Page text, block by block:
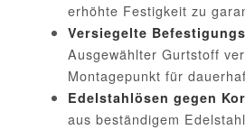
erhöhte Festigkeit zu
Versiegelte
Ausgewählter Gurtstoff
Montagepunkt für
Edelstahlösen gegen
aus beständigem